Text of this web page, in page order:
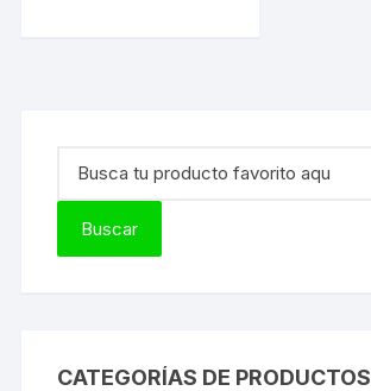
CATEGORÍAS DE PRODUCTOS